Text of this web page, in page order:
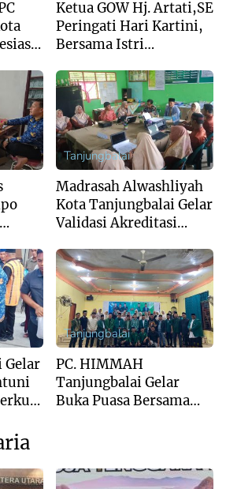
Ketua GOW Hj. Artati,SE
Peringati Hari Kartini,
Bersama Istri
Panti Jompo Asahan
Tanjungbalai
Madrasah Alwashliyah
Kota Tanjungbalai Gelar
Validasi Akreditasi
BAN-PDM Tahun 2026
Gelar
Tanjungbalai
PC. HIMMAH
Tanjungbalai Gelar
Buka Puasa Bersama